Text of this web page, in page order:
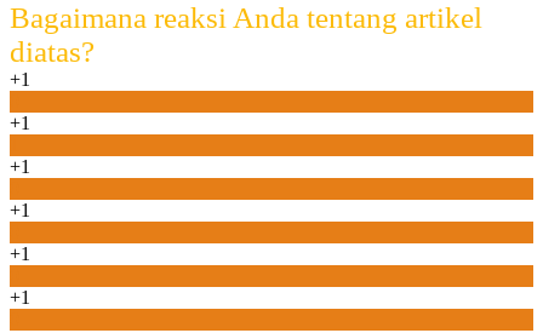
Bagaimana reaksi Anda tentang artikel
diatas?
+1
+1
+1
+1
+1
+1